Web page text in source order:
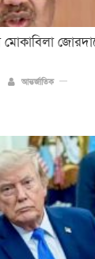
আন্তর্জাতিক